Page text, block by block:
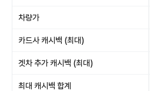
차량가
카드사 캐시백 (최대)
겟차 추가 캐시백 (최대)
최대 캐시백 합계